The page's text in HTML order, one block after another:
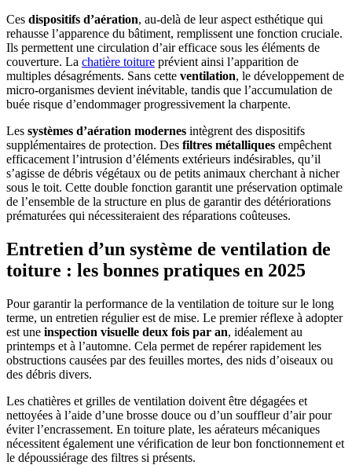
Ces dispositifs d’aération, au-delà de leur aspect esthétique qui
rehausse l’apparence du bâtiment, remplissent une fonction cruciale.
Ils permettent une circulation d’air efficace sous les éléments de
couverture. La chatière toiture prévient ainsi l’apparition de
multiples désagréments. Sans cette ventilation, le développement de
micro-organismes devient inévitable, tandis que l’accumulation de
buée risque d’endommager progressivement la charpente.
Les systèmes d’aération modernes intègrent des dispositifs
supplémentaires de protection. Des filtres métalliques empêchent
efficacement l’intrusion d’éléments extérieurs indésirables, qu’il
s’agisse de débris végétaux ou de petits animaux cherchant à nicher
sous le toit. Cette double fonction garantit une préservation optimale
de l’ensemble de la structure en plus de garantir des détériorations
prématurées qui nécessiteraient des réparations coûteuses.
Entretien d’un système de ventilation de
toiture : les bonnes pratiques en 2025
Pour garantir la performance de la ventilation de toiture sur le long
terme, un entretien régulier est de mise. Le premier réflexe à adopter
est une inspection visuelle deux fois par an, idéalement au
printemps et à l’automne. Cela permet de repérer rapidement les
obstructions causées par des feuilles mortes, des nids d’oiseaux ou
des débris divers.
Les chatières et grilles de ventilation doivent être dégagées et
nettoyées à l’aide d’une brosse douce ou d’un souffleur d’air pour
éviter l’encrassement. En toiture plate, les aérateurs mécaniques
nécessitent également une vérification de leur bon fonctionnement et
le dépoussiérage des filtres si présents.